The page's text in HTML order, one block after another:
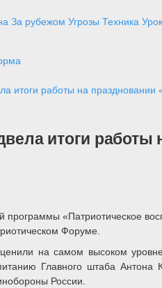
За рубежом Угрозы Техника
итоги работы на праздновании
итоги работы
программы «Патриотическое
Форуме.
на самом высоком
Главного штаба
России.